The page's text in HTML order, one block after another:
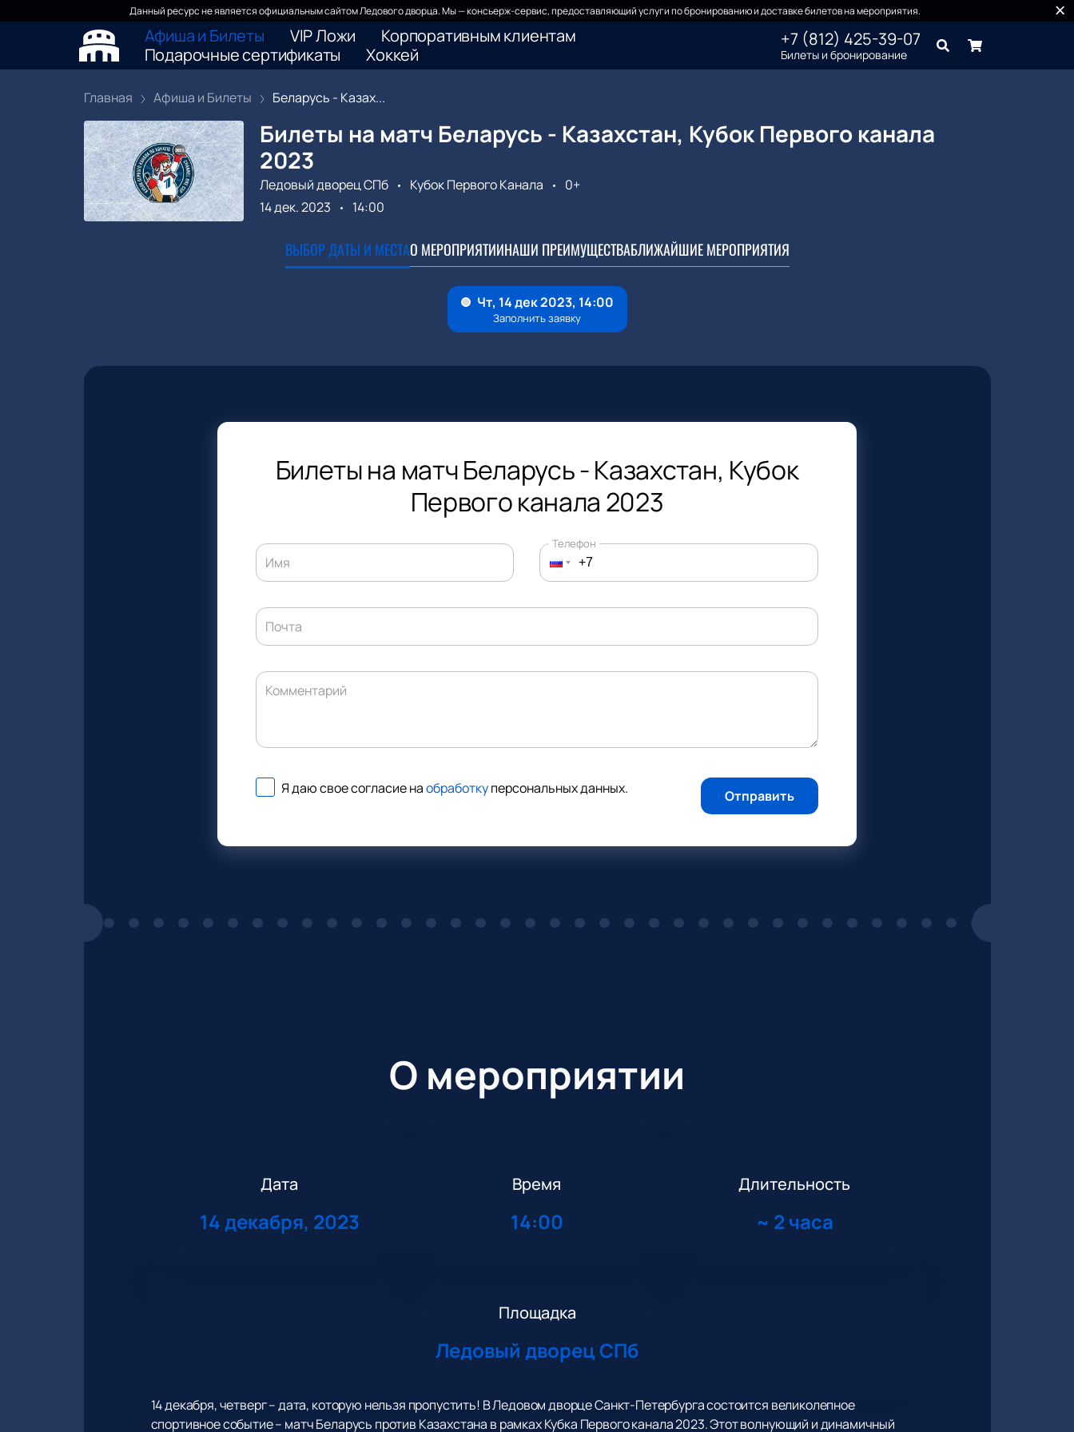
Данный ресурс не является официальным сайтом Ледового дворца. Мы — консьерж-сервис, предоставляющий услуги по бронированию и доставке билетов на мероприятия.
Афиша и Билеты VIP Ложи
Корпоративным клиентам
Подарочные сертификаты
Хоккей
+7 (812) 425-39-07
Билеты и бронирование
Главная Афиша и Билеты Беларусь - Казах...
Билеты на матч Беларусь - Казахстан, Кубок Первого канала
2023
Ледовый дворец СПб Кубок Первого Канала
0+
14 дек. 2023
14:00
ВЫБОР ДАТЫ И МЕСТАО МЕРОПРИЯТИИНАШИ ПРЕИМУЩЕСТВАБЛИЖАЙШИЕ МЕРОПРИЯТИЯ
Билеты на матч Беларусь - Казахстан, Кубок
Первого канала 2023
Имя
Телефон
Почта
Комментарий
Я даю свое согласие наобработкуперсональных данных. Отправить
О мероприятии
Дата
14 декабря, 2023
Время
14:00
Длительность
~ 2 часа
Площадка
Ледовый дворец СПб
14 декабря, четверг – дата, которую нельзя пропустить! В Ледовом дворце Санкт-Петербурга состоится великолепное
спортивное событие – матч Беларусь против Казахстана в рамках Кубка Первого канала 2023. Этот волнующий и динамичный